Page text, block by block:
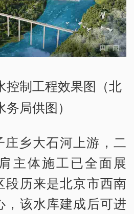
控制工程效果图（北
务局供图）
庄乡大石河上游，二
主体施工已全面展
段历来是北京市西南
，该水库建成后可进